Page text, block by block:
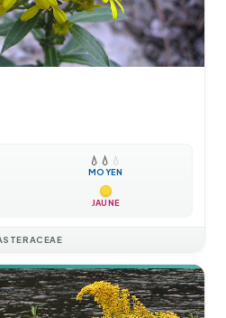
💧 💧 💧
MOYEN
JAUNE